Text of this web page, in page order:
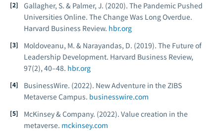
Gallagher, S. & Palmer, J. (2020). The Pandemic Pushed
Universities Online. The Change Was Long Overdue.
Harvard Business Review. hbr.org
Moldoveanu, M. & Narayandas, D. (2019). The Future of
Leadership Development. Harvard Business Review,
97(2), 40–48. hbr.org
BusinessWire. (2022). New Adventure in the ZIBS
Metaverse Campus. businesswire.com
McKinsey & Company. (2022). Value creation in the
metaverse. mckinsey.com